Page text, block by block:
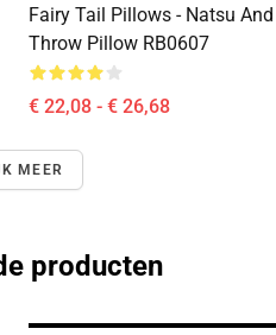
Fairy Tail Pillows - Natsu
Throw Pillow RB0607
€ 22,08 - € 26,68
MEER
producten